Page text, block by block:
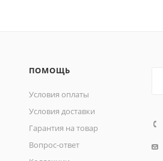
ПОМОЩЬ
Условия оплаты
Условия доставки
Гарантия на товар
Вопрос-ответ